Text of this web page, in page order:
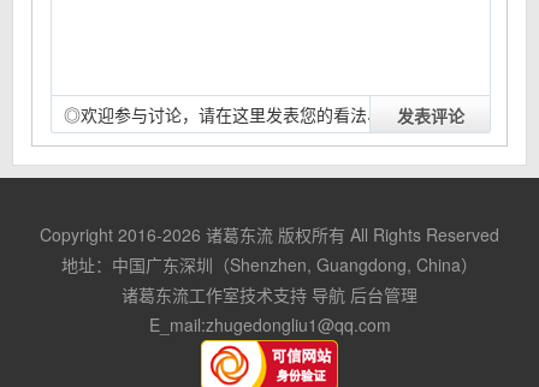
◎欢迎参与讨论，请在这里发表您的看法、交流您的观
点。
Copyright 2016-2026 诸葛东流 版权所有 All Rights Reserved
地址：中国广东深圳（Shenzhen, Guangdong, China）
诸葛东流工作室技术支持 导航 后台管理
E_mail:zhugedongliu1@qq.com